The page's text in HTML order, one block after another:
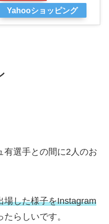
Yahooショッピング
有選手との間に2人のお
場した様子をInstagram
らしいです。